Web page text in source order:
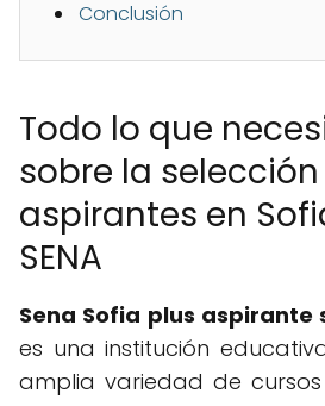
Conclusión
Todo lo que
sobre la
aspirantes en
SENA
Sena Sofia plus aspirante
es una institución
amplia variedad de